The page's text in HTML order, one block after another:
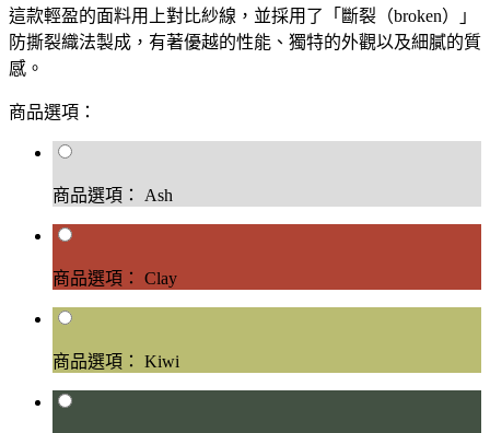
這款輕盈的面料用上對比紗線，並採用了「斷裂（broken）」
防撕裂織法製成，有著優越的性能、獨特的外觀以及細膩的質
感。
商品選項：
商品選項： Ash
商品選項： Clay
商品選項： Kiwi